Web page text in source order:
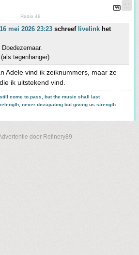
Radio 49
mei 2026 23:23 schreef livelink het
tegenhanger)
Adele vind ik zeiknummers, maar ze
ik uitstekend vind.
come to pass, but the music shall last
never dissipating but giving us strength
door Refinery89